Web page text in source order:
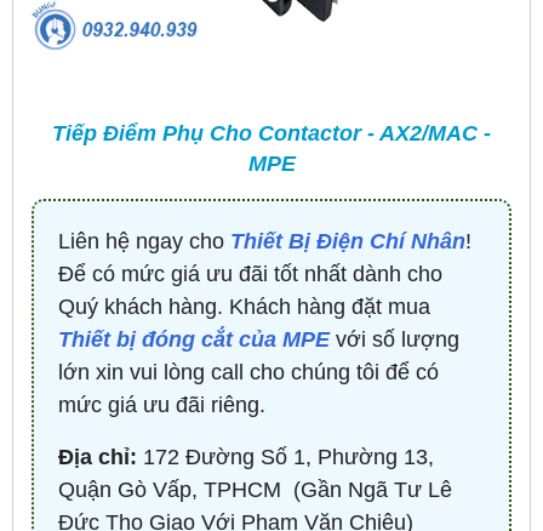
Tiếp Điểm Phụ Cho Contactor - AX2/MAC -
MPE
Liên hệ ngay cho Thiết Bị Điện Chí Nhân!
Để có mức giá ưu đãi tốt nhất dành cho
Quý khách hàng. Khách hàng đặt mua
Thiết bị đóng cắt của MPEvới số lượng
lớn xin vui lòng call cho chúng tôi để có
mức giá ưu đãi riêng.
Địa chỉ: 172 Đường Số 1, Phường 13,
Quận Gò Vấp, TPHCM ​ (Gần Ngã Tư Lê
Đức Thọ Giao Với Phạm Văn Chiêu)